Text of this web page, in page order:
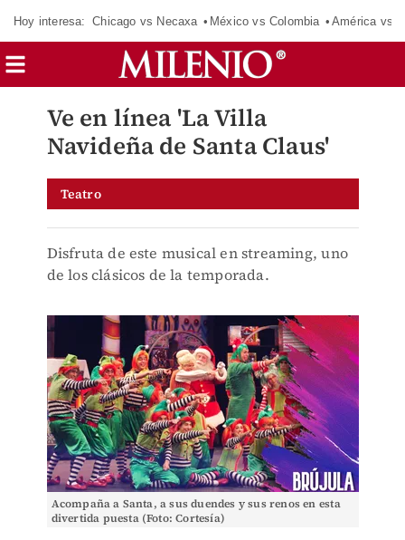
Hoy interesa: Chicago vs Necaxa México vs Colombia América vs
Ve en línea 'La Villa
Navideña de Santa Claus'
Teatro
Disfruta de este musical en streaming, uno
de los clásicos de la temporada.
Acompaña a Santa, a sus duendes y sus renos en esta
divertida puesta (Foto: Cortesía)